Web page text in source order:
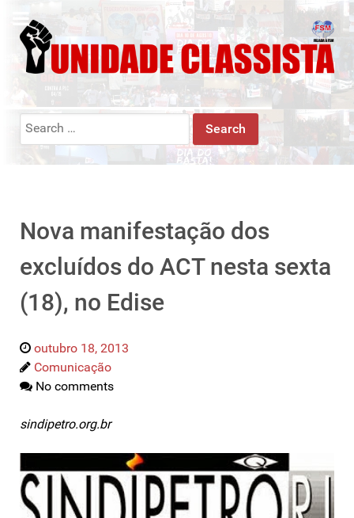
Search
Nova manifestação dos
excluídos do ACT nesta sexta
(18), no Edise
outubro 18, 2013
Comunicação
No comments
sindipetro.org.br